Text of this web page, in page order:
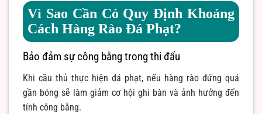
Vì Sao Cần Có Quy Định Khoảng
Cách Hàng Rào Đá Phạt?
Bảo đảm sự công bằng trong thi đấu
Khi cầu thủ thực hiện đá phạt, nếu hàng rào đứng quá
gần bóng sẽ làm giảm cơ hội ghi bàn và ảnh hưởng đến
tính công bằng.